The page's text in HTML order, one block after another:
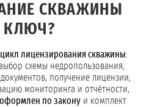
СКВАЖИНЫ
КЛЮЧ?
лицензирования скважины:
схемы недропользования,
получение лицензии,
мониторинга и отчётности,
оформлен по закону и комплект